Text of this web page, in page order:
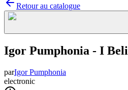
Retour au catalogue
Igor Pumphonia - I
parIgor Pumphonia
electronic